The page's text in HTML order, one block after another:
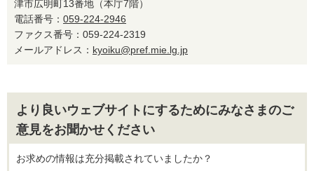
津市広明町13番地（本庁7階）
電話番号： 059-224-2946
ファクス番号：059-224-2319
メールアドレス： kyoiku@pref.mie.lg.jp
より良いウェブサイトにするためにみなさまのご
意見をお聞かせください
お求めの情報は充分掲載されていましたか？